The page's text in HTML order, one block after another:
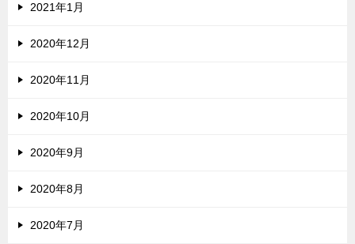
2021年1月
2020年12月
2020年11月
2020年10月
2020年9月
2020年8月
2020年7月